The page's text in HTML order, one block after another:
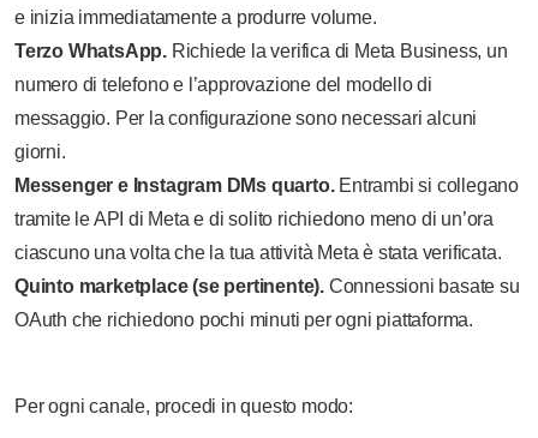
e inizia immediatamente a produrre volume.
Terzo WhatsApp. Richiede la verifica di Meta Business, un
numero di telefono e l’approvazione del modello di
messaggio. Per la configurazione sono necessari alcuni
giorni.
Messenger e Instagram DMs quarto.Entrambi si collegano
tramite le API di Meta e di solito richiedono meno di un’ora
ciascuno una volta che la tua attività Meta è stata verificata.
Quinto marketplace (se pertinente). Connessioni basate su
OAuth che richiedono pochi minuti per ogni piattaforma.
Per ogni canale, procedi in questo modo: